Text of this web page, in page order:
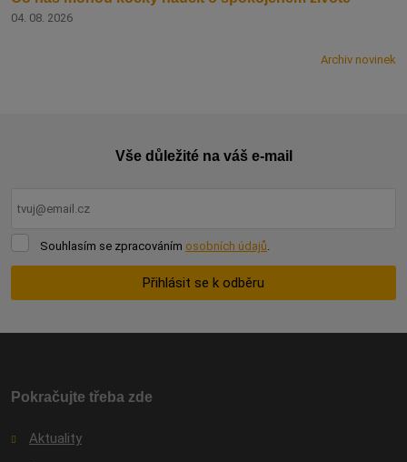
04. 08. 2026
Archiv novinek
Vše důležité na váš e-mail
Souhlasím
Souhlasím se zpracováním osobních údajů.
Přihlásit se k odběru
odeslat.
Pokračujte třeba zde
Aktuality